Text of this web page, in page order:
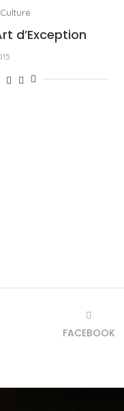
Culture
d’Exception
FACEBOOK